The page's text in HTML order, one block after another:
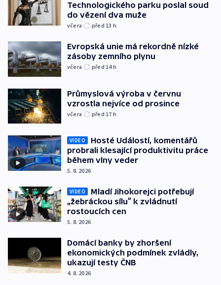
Technologického parku poslal soud
do vězení dva muže
včera před 13 h
Evropská unie má rekordně nízké
zásoby zemního plynu
včera před 14h
Průmyslová výroba v červnu
vzrostla nejvíce od prosince
včera před 17 h
VIDEO
Hosté Událostí, komentářů
probrali klesající produktivitu práce
během vlny veder
5. 8. 2026
VIDEO
Mladí Jihokorejci potřebují
„žebráckou sílu“ k zvládnutí
rostoucích cen
5. 8. 2026
Domácí banky by zhoršení
ekonomických podmínek zvládly,
ukazují testy ČNB
4. 8. 2026